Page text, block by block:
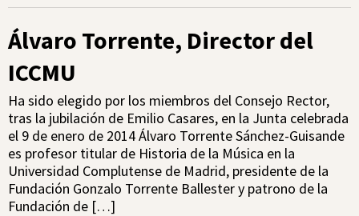
Álvaro Torrente, Director del
ICCMU
Ha sido elegido por los miembros del Consejo Rector,
tras la jubilación de Emilio Casares, en la Junta celebrada
el 9 de enero de 2014 Álvaro Torrente Sánchez-Guisande
es profesor titular de Historia de la Música en la
Universidad Complutense de Madrid, presidente de la
Fundación Gonzalo Torrente Ballester y patrono de la
Fundación de […]